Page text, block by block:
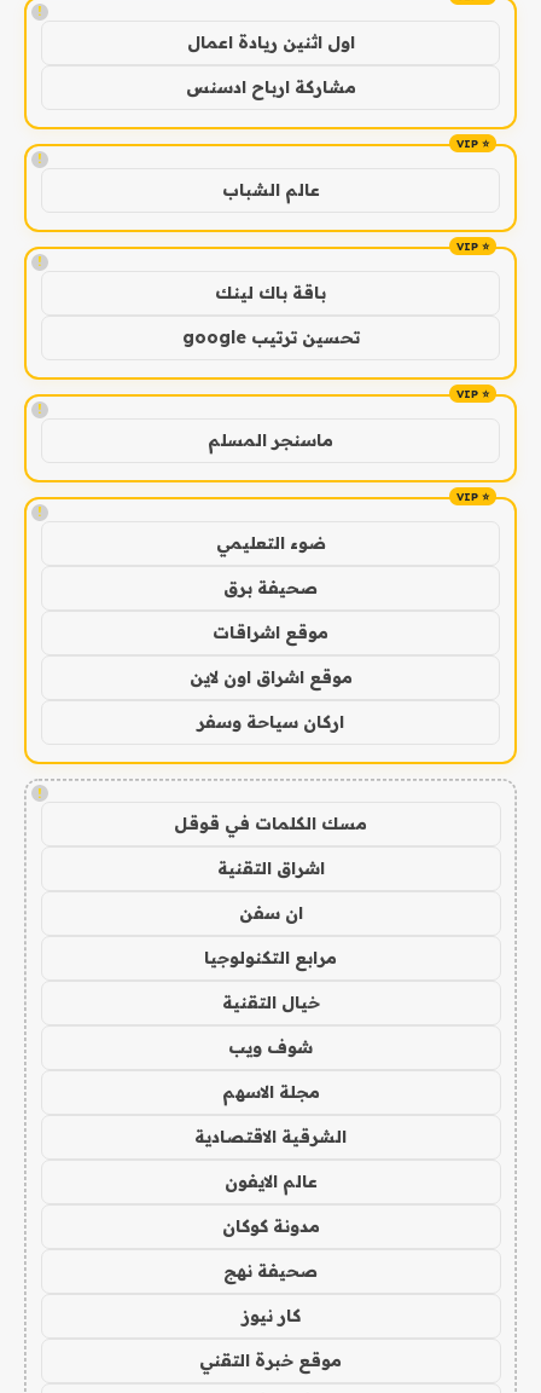
!
اول اثنين ريادة اعمال
مشاركة ارباح ادسنس
!
عالم الشباب
!
باقة باك لينك
تحسين ترتيب google
!
ماسنجر المسلم
!
ضوء التعليمي
صحيفة برق
موقع اشراقات
موقع اشراق اون لاين
اركان سياحة وسفر
!
مسك الكلمات في قوقل
اشراق التقنية
ان سفن
مرابع التكنولوجيا
خيال التقنية
شوف ويب
مجلة الاسهم
الشرقية الاقتصادية
عالم الايفون
مدونة كوكان
صحيفة نهج
كار نيوز
موقع خبرة التقني